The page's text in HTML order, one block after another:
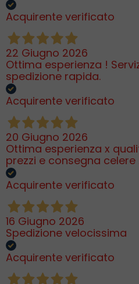
Acquirente verificato
22 Giugno 2026
Ottima esperienza !
spedizione rapida.
Acquirente verificato
20 Giugno 2026
Ottima esperienza x
prezzi e consegna celere
Acquirente verificato
16 Giugno 2026
Spedizione velocissima
Acquirente verificato